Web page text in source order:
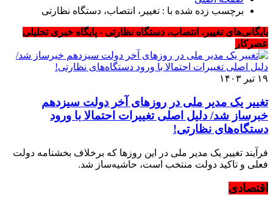
برچسب زده شده با : تغییر، انتصاب، دستگاه نظارتی
بایگانی‌های تغییر، انتصاب، دستگاه نظارتی - پایگاه خبری تحلیلی
عصرکار
۱۹ تیر ۱۴۰۳
تغییر یک مدیر ملی در روزهای آخر دولت سیزدهم
خبرساز شد/ دلیل اصلی تغییرات احتمالا با ورود
دستگاه‌های نظارتی!
فرآیند تغییر یک مدیر ملی در این روزها که برخلاف بخشنامه دولت
فعلی و تاکید دولت منتخب است، حاشیه‌ساز شد.
اقتصادی